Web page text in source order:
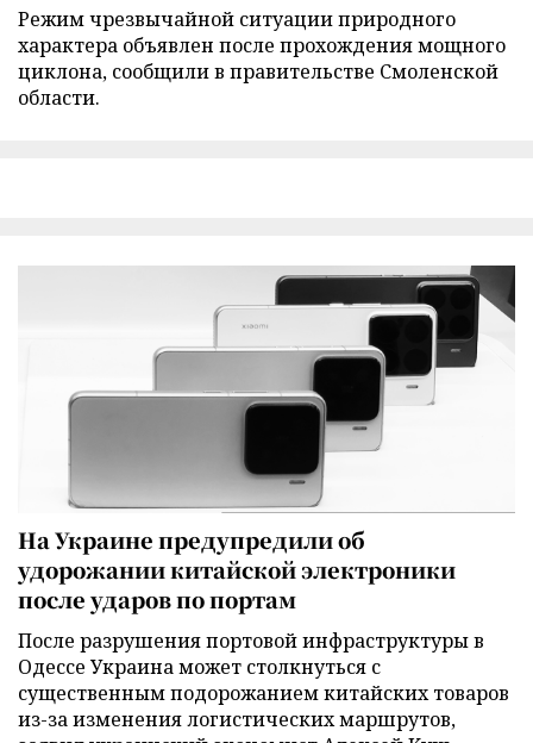
Режим чрезвычайной ситуации природного
характера объявлен после прохождения мощного
циклона, сообщили в правительстве Смоленской
области.
На Украине предупредили об
удорожании китайской электроники
после ударов по портам
После разрушения портовой инфраструктуры в
Одессе Украина может столкнуться с
существенным подорожанием китайских товаров
из-за изменения логистических маршрутов,